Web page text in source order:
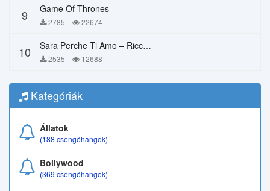
9 Game Of Thrones
2785 22674
10 Sara Perche Ti Amo – Ricchi E Poveri
2535 12688
Kategóriák
Állatok
(188 csengőhangok)
Bollywood
(369 csengőhangok)